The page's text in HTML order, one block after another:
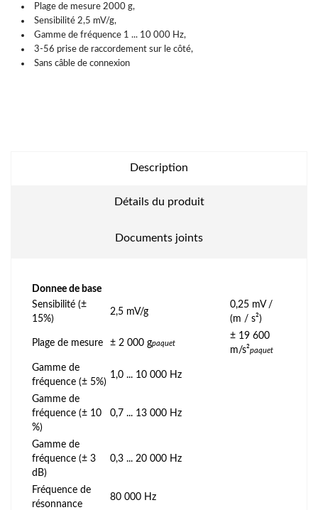
Plage de mesure 2000 g,
Sensibilité 2,5 mV/g,
Gamme de fréquence 1 ... 10 000 Hz,
3-56 prise de raccordement sur le côté,
Sans câble de connexion
Description
Détails du produit
Documents joints
Donnee de base
Sensibilité (±
15%)
2,5 mV/g
0,25 mV /
(m / s²)
Plage de mesure ± 2 000 gpaquet
± 19 600
m/s²paquet
Gamme de
fréquence (± 5%)
1,0 ... 10 000 Hz
Gamme de
fréquence (± 10
%)
0,7 ... 13 000 Hz
Gamme de
fréquence (± 3
dB)
0,3 ... 20 000 Hz
Fréquence de
résonnance
80 000 Hz